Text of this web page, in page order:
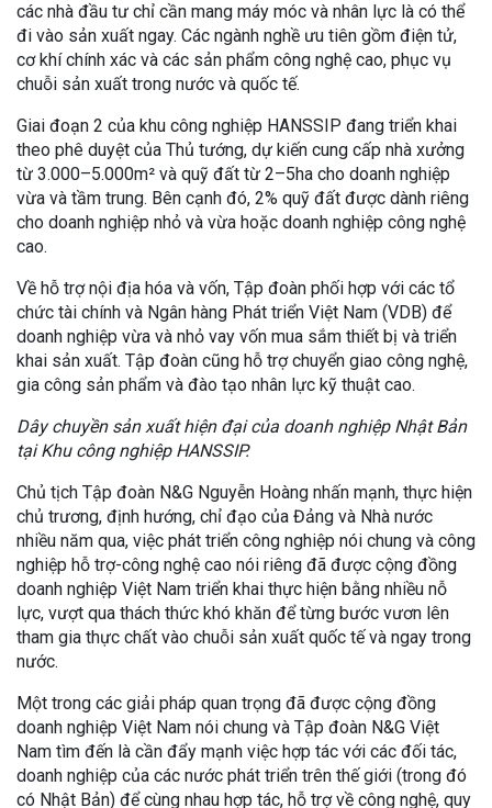
các nhà đầu tư chỉ cần mang máy móc và nhân lực là có thể
đi vào sản xuất ngay. Các ngành nghề ưu tiên gồm điện tử,
cơ khí chính xác và các sản phẩm công nghệ cao, phục vụ
chuỗi sản xuất trong nước và quốc tế.
Giai đoạn 2 của khu công nghiệp HANSSIP đang triển khai
theo phê duyệt của Thủ tướng, dự kiến cung cấp nhà xưởng
từ 3.000–5.000m² và quỹ đất từ 2–5ha cho doanh nghiệp
vừa và tầm trung. Bên cạnh đó, 2% quỹ đất được dành riêng
cho doanh nghiệp nhỏ và vừa hoặc doanh nghiệp công nghệ
cao.
Về hỗ trợ nội địa hóa và vốn, Tập đoàn phối hợp với các tổ
chức tài chính và Ngân hàng Phát triển Việt Nam (VDB) để
doanh nghiệp vừa và nhỏ vay vốn mua sắm thiết bị và triển
khai sản xuất. Tập đoàn cũng hỗ trợ chuyển giao công nghệ,
gia công sản phẩm và đào tạo nhân lực kỹ thuật cao.
Dây chuyền sản xuất hiện đại của doanh nghiệp Nhật Bản
tại Khu công nghiệp HANSSIP.
Chủ tịch Tập đoàn N&G Nguyễn Hoàng nhấn mạnh, thực hiện
chủ trương, định hướng, chỉ đạo của Đảng và Nhà nước
nhiều năm qua, việc phát triển công nghiệp nói chung và công
nghiệp hỗ trợ-công nghệ cao nói riêng đã được cộng đồng
doanh nghiệp Việt Nam triển khai thực hiện bằng nhiều nỗ
lực, vượt qua thách thức khó khăn để từng bước vươn lên
tham gia thực chất vào chuỗi sản xuất quốc tế và ngay trong
nước.
Một trong các giải pháp quan trọng đã được cộng đồng
doanh nghiệp Việt Nam nói chung và Tập đoàn N&G Việt
Nam tìm đến là cần đẩy mạnh việc hợp tác với các đối tác,
doanh nghiệp của các nước phát triển trên thế giới (trong đó
có Nhật Bản) để cùng nhau hợp tác, hỗ trợ về công nghệ, quy